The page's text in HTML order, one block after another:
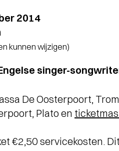
2014
kunnen wijzigen)
singer-
De Oosterpoort,
Plato en
€2,50 servicekosten.